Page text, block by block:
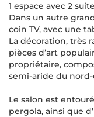
1 espace avec 2
Dans un autre
coin TV, avec une
La décoration, très
pièces d’art
propriétaire,
semi-aride du
Le salon est
pergola, ainsi que